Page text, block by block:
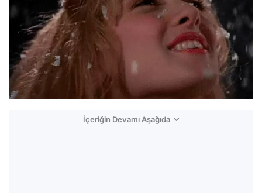
İçeriğin Devamı Aşağıda